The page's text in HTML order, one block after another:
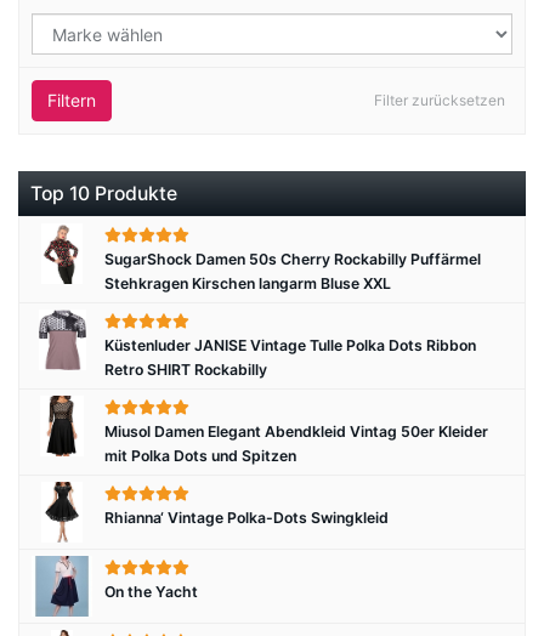
Filter zurücksetzen
Filtern
Top 10 Produkte
SugarShock Damen 50s Cherry Rockabilly Puffärmel
Stehkragen Kirschen langarm Bluse XXL
Küstenluder JANISE Vintage Tulle Polka Dots Ribbon
Retro SHIRT Rockabilly
Miusol Damen Elegant Abendkleid Vintag 50er Kleider
mit Polka Dots und Spitzen
Rhianna‘ Vintage Polka-Dots Swingkleid
On the Yacht